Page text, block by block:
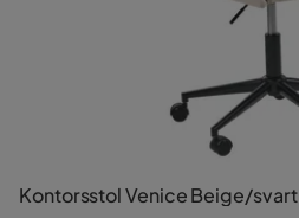
Kontorsstol Venice Beige/svart